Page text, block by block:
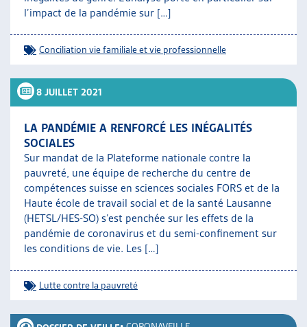
l’impact de la pandémie sur […]
Conciliation vie familiale et vie professionnelle
8 JUILLET 2021
LA PANDÉMIE A RENFORCÉ LES INÉGALITÉS
SOCIALES
Sur mandat de la Plateforme nationale contre la
pauvreté, une équipe de recherche du centre de
compétences suisse en sciences sociales FORS et de la
Haute école de travail social et de la santé Lausanne
(HETSL/HES-SO) s’est penchée sur les effets de la
pandémie de coronavirus et du semi-confinement sur
les conditions de vie. Les […]
Lutte contre la pauvreté